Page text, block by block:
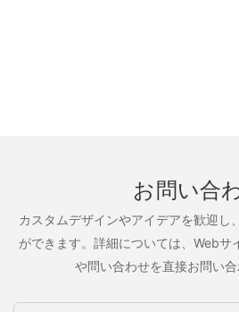
お問い合
カスタムデザインやアイデアを歓迎し
ができます。詳細については、Webサ
や問い合わせを直接お問い合